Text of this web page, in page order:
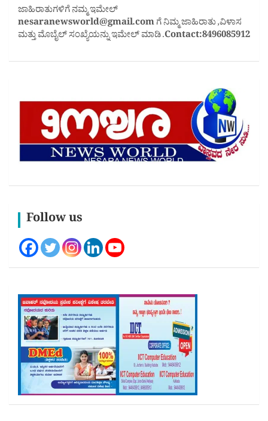
ಜಾಹಿರಾತುಗಳಿಗೆ ನಮ್ಮ ಇಮೇಲ್
nesaranewsworld@gmail.comಗೆ ನಿಮ್ಮ ಜಾಹಿರಾತು ,ವಿಳಾಸ
ಮತ್ತು ಮೊಬೈಲ್ ಸಂಖ್ಯೆಯನ್ನು ಇಮೇಲ್ ಮಾಡಿ .Contact:8496085912
Follow us